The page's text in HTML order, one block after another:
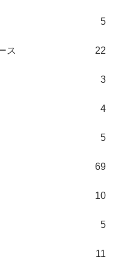
5
ス 22
3
4
5
69
10
5
11